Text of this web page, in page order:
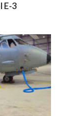
E-3